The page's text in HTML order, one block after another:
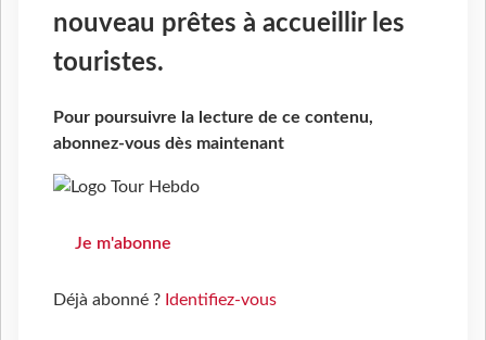
nouveau prêtes à accueillir les
touristes.
Pour poursuivre la lecture de ce contenu,
abonnez-vous dès maintenant
Je m'abonne
Déjà abonné ? Identifiez-vous